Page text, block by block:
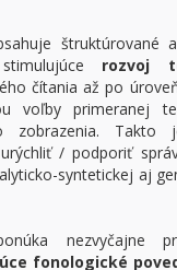
štruktúrované
rozvoj
čítania až po
voľby primeranej
zobrazenia. Takto
/ podporiť
syntetickej aj
nezvyčajne
fonologické